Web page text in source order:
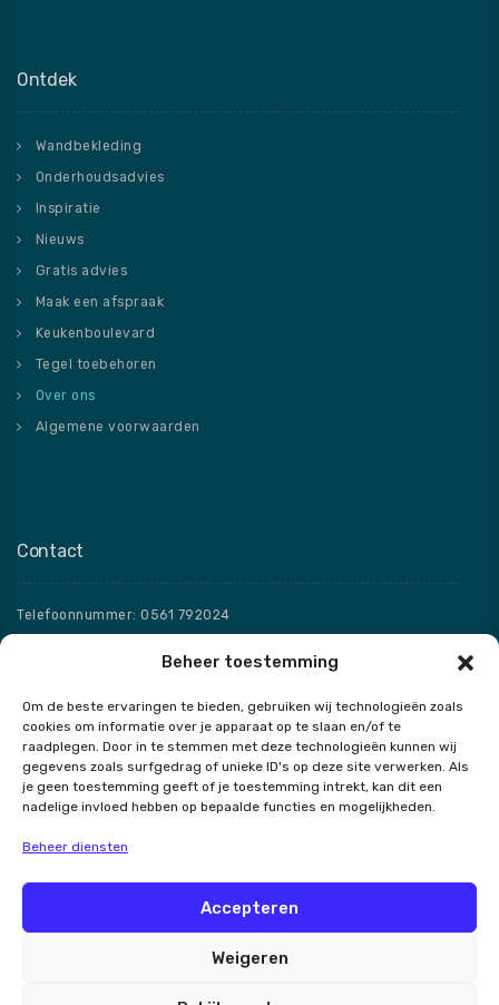
Beheer toestemming
Om de beste ervaringen te bieden, gebruiken wij technologieën zoals
cookies om informatie over je apparaat op te slaan en/of te
raadplegen. Door in te stemmen met deze technologieën kunnen wij
gegevens zoals surfgedrag of unieke ID's op deze site verwerken. Als
je geen toestemming geeft of je toestemming intrekt, kan dit een
nadelige invloed hebben op bepaalde functies en mogelijkheden.
Beheer diensten
Accepteren
Weigeren
Ontdek
Wandbekleding
Onderhoudsadvies
Inspiratie
Nieuws
Gratis advies
Maak een afspraak
Keukenboulevard
Tegel toebehoren
Over ons
Algemene voorwaarden
Contact
Telefoonnummer: 0561 792024
Email: info@badkamerentegelboulevard.nl
Adres: Frisaxstraat 5, 8471 ZW Wolvega
Openingstijden